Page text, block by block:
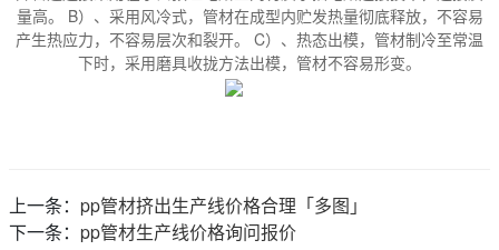
量高。 B）、采用风冷式，管材在成型内贮发热量彻底释放，不容易
产生热应力，不容易层次和裂开。 C）、热态出模，管材制冷至常温
下时，采用磨具收拢方法出模，管材不容易形变。
上一条： pp管材挤出生产线价格合理「多图」
下一条： pp管材生产线价格询问报价